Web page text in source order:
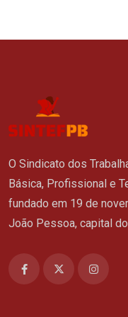
O Sindicato dos
Básica, Profissional e
fundado em 19 de
João Pessoa, capital